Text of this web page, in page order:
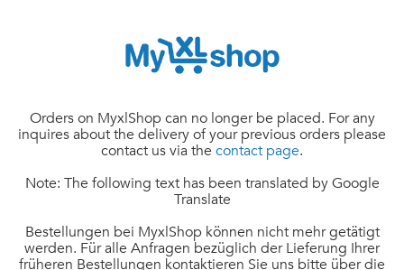
Orders on MyxlShop can no longer be placed. For any
inquires about the delivery of your previous orders please
contact us via the contact page.
Note: The following text has been translated by Google
Translate
Bestellungen bei MyxlShop können nicht mehr getätigt
werden. Für alle Anfragen bezüglich der Lieferung Ihrer
früheren Bestellungen kontaktieren Sie uns bitte über die